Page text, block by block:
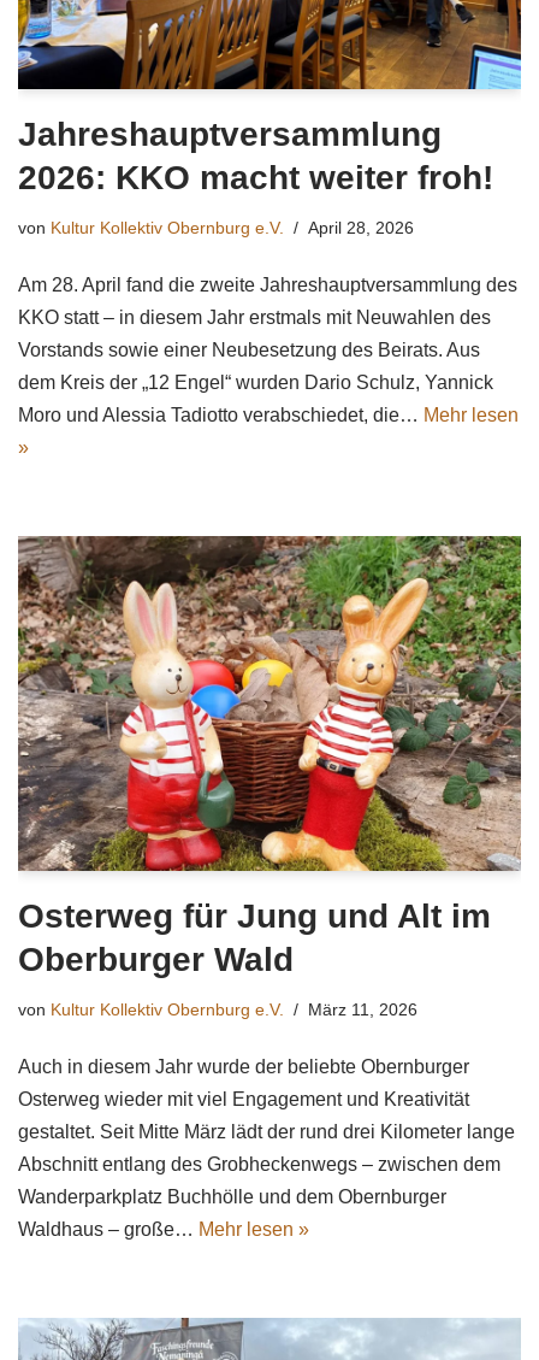
Jahreshauptversammlung
2026: KKO macht weiter froh!
von Kultur Kollektiv Obernburg e.V. April 28, 2026
Am 28. April fand die zweite Jahreshauptversammlung des
KKO statt – in diesem Jahr erstmals mit Neuwahlen des
Vorstands sowie einer Neubesetzung des Beirats. Aus
dem Kreis der „12 Engel“ wurden Dario Schulz, Yannick
Moro und Alessia Tadiotto verabschiedet, die… Mehr lesen
»
Osterweg für Jung und Alt im
Oberburger Wald
von Kultur Kollektiv Obernburg e.V. März 11, 2026
Auch in diesem Jahr wurde der beliebte Obernburger
Osterweg wieder mit viel Engagement und Kreativität
gestaltet. Seit Mitte März lädt der rund drei Kilometer lange
Abschnitt entlang des Grobheckenwegs – zwischen dem
Wanderparkplatz Buchhölle und dem Obernburger
Waldhaus – große… Mehr lesen »